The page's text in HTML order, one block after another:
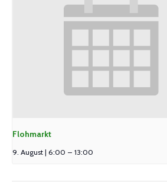
Flohmarkt
9. August | 6:00 – 13:00